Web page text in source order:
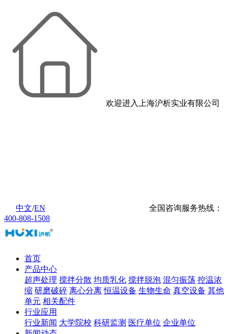
欢迎进入上海沪析实业有限公司
中文/EN
全国咨询服务热线：
400-808-1508
首页
产品中心
超声处理 搅拌分散 均质乳化 搅拌脱泡 混匀振荡 控温浓
缩 研磨破碎 离心分离 恒温设备 生物生命 真空设备 其他
单元 相关配件
行业应用
行业新闻 大学院校 科研监测 医疗单位 企业单位